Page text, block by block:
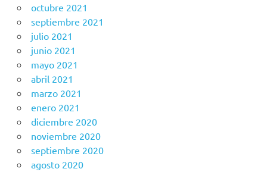
octubre 2021
septiembre 2021
julio 2021
junio 2021
mayo 2021
abril 2021
marzo 2021
enero 2021
diciembre 2020
noviembre 2020
septiembre 2020
agosto 2020